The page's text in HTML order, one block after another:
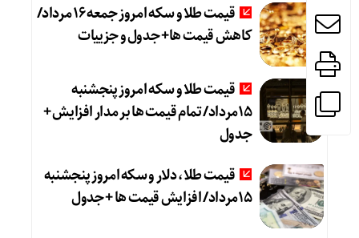
قیمت طلا و سکه امروز جمعه ۱۶ مرداد/
کاهش قیمت ها+ جدول و جزییات
قیمت طلا و سکه امروز پنجشنبه
15مرداد/ تمام قیمت ها بر مدار افزایش +
جدول
قیمت طلا، دلار و سکه امروز پنجشنبه
15مرداد/ افزایش قیمت ها + جدول